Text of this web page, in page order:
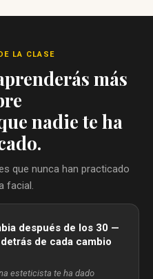
LA CLASE
más
nadie te ha
que nunca han practicado
facial.
después de los 30 —
de cada cambio
esteticista te ha dado